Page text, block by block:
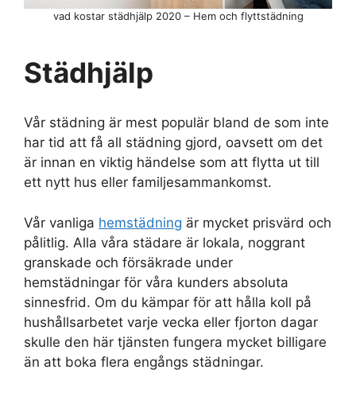
Städhjälp
Vår städning är mest populär bland de som inte
har tid att få all städning gjord, oavsett om det
är innan en viktig händelse som att flytta ut till
ett nytt hus eller familjesammankomst.
Vår vanliga hemstädning är mycket prisvärd och
pålitlig. Alla våra städare är lokala, noggrant
granskade och försäkrade under
hemstädningar för våra kunders absoluta
sinnesfrid. Om du kämpar för att hålla koll på
hushållsarbetet varje vecka eller fjorton dagar
skulle den här tjänsten fungera mycket billigare
än att boka flera engångs städningar.
vad kostar städhjälp 2020 – Hem och flyttstädning